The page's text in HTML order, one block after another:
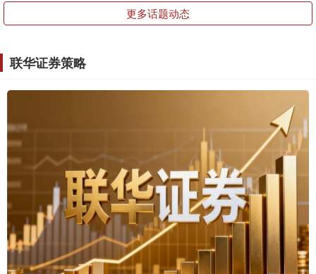
更多话题动态
联华证券策略